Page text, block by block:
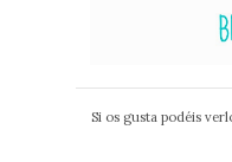
Si os gusta podéis